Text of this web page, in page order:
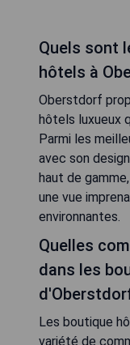
Quels sont
hôtels à
Oberstdorf
hôtels luxueux
Parmi les
avec son
haut de
une vue
environnantes.
Quelles
dans les
Les boutique
variété de